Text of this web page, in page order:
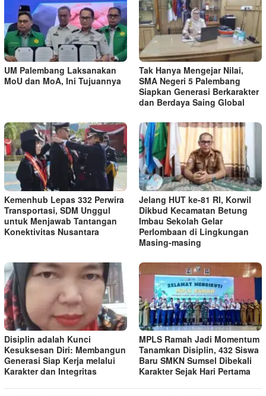
UM Palembang Laksanakan
MoU dan MoA, Ini Tujuannya
Tak Hanya Mengejar Nilai,
SMA Negeri 5 Palembang
Siapkan Generasi Berkarakter
dan Berdaya Saing Global
Kemenhub Lepas 332 Perwira
Transportasi, SDM Unggul
untuk Menjawab Tantangan
Konektivitas Nusantara
Jelang HUT ke-81 RI, Korwil
Dikbud Kecamatan Betung
Imbau Sekolah Gelar
Perlombaan di Lingkungan
Masing-masing
Disiplin adalah Kunci
Kesuksesan Diri: Membangun
Generasi Siap Kerja melalui
Karakter dan Integritas
MPLS Ramah Jadi Momentum
Tanamkan Disiplin, 432 Siswa
Baru SMKN Sumsel Dibekali
Karakter Sejak Hari Pertama